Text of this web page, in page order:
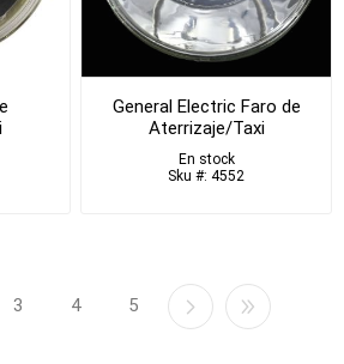
General Electric Faro de
Aterrizaje/Taxi
En stock
Sku #: 4552
3 4 5